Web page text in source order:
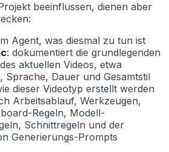
beeinflussen, dienen aber
Agent, was diesmal zu tun ist
: dokumentiert die grundlegenden
aktuellen Videos, etwa
Sprache, Dauer und Gesamtstil
dieser Videotyp erstellt werden
Arbeitsablauf, Werkzeugen,
Regeln, Modell-
Schnittregeln und der
Generierungs-Prompts